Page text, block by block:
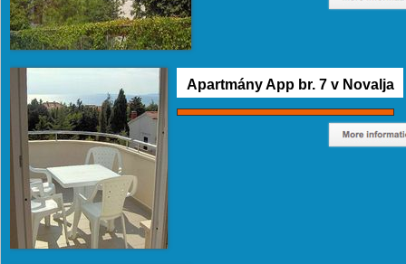
Apartmány App br. 7 v Novalja